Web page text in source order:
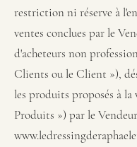
restriction ni réserve à
ventes conclues par le
d'acheteurs non
Clients ou le Client »),
les produits proposés à la
Produits ») par le